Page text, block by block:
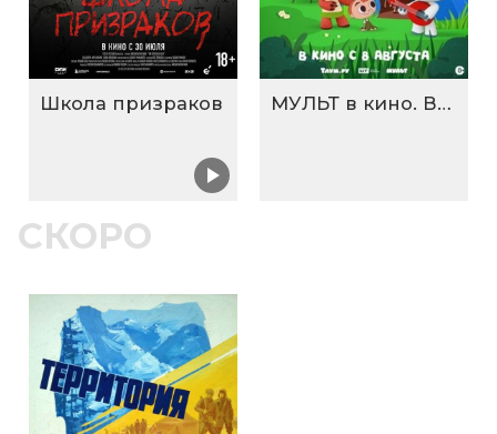
Школа призраков МУЛЬТ в кино. Выпуск №198. Некогда скучать
СКОРО